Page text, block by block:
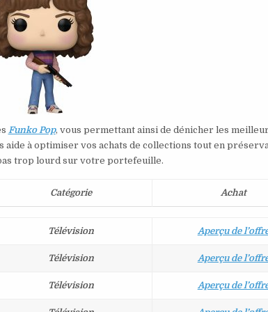
Funko Pop, vous permettant ainsi de dénicher les
à optimiser vos achats de collections tout en
trop lourd sur votre portefeuille.
Catégorie Achat
Télévision Aperçu de
Télévision Aperçu de
Télévision Aperçu de